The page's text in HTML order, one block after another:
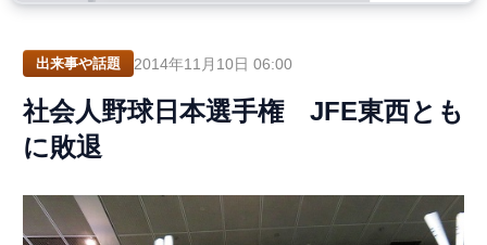
出来事や話題 2014年11月10日 06:00
社会人野球日本選手権 JFE東西とも
に敗退